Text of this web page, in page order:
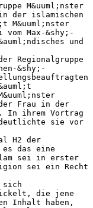
M&uuml;nster
der islamischen
M&uuml;nster
Max-&shy;‐
und
Regionalgruppe
&shy;‐
Frau in der
In ihrem Vortrag
sie vor
H2 der
es das eine
sei in erster
sei ein Recht
sich
die jene
Inhalt haben,